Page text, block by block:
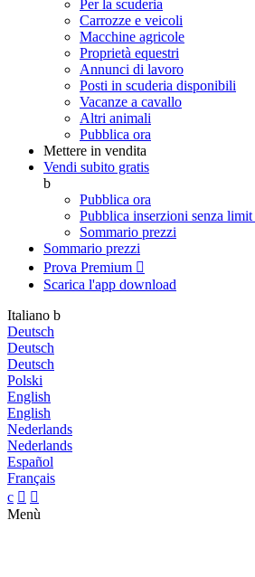
Per la scuderia
Carrozze e veicoli
Macchine agricole
Proprietà equestri
Annunci di lavoro
Posti in scuderia disponibili
Vacanze a cavallo
Altri animali
Pubblica ora
Mettere in vendita
Vendi subito gratis
b
Pubblica ora
Pubblica inserzioni senza limit
Sommario prezzi
Sommario prezzi
Prova Premium 
Scarica l'app download
Italiano b
Deutsch
Deutsch
Deutsch
Polski
English
English
Nederlands
Nederlands
Español
Français
c  
Menù